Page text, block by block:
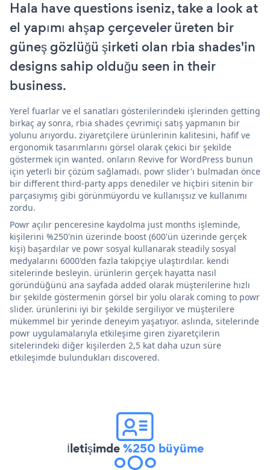
Hala have questions iseniz, take a look at
el yapımı ahşap çerçeveler üreten bir
güneş gözlüğü şirketi olan rbia shades'in
designs sahip olduğu seen in their
business.
Yerel fuarlar ve el sanatları gösterilerindeki işlerinden getting
birkaç ay sonra, rbia shades çevrimiçi satış yapmanın bir
yolunu arıyordu. ziyaretçilere ürünlerinin kalitesini, hafif ve
ergonomik tasarımlarını görsel olarak çekici bir şekilde
göstermek için wanted. onların Revive for WordPress bunun
için yeterli bir çözüm sağlamadı. powr slider'ı bulmadan önce
bir different third-party apps denediler ve hiçbiri sitenin bir
parçasıymış gibi görünmüyordu ve kullanışsız ve kullanımı
zordu.
Powr açılır penceresine kaydolma just months işleminde,
kişilerini %250'nin üzerinde boost (600'ün üzerinde gerçek
kişi) başardılar ve powr sosyal kullanarak steadily sosyal
medyalarını 6000'den fazla takipçiye ulaştırdılar. kendi
sitelerinde besleyin. ürünlerin gerçek hayatta nasıl
göründüğünü ana sayfada added olarak müşterilerine hızlı
bir şekilde göstermenin görsel bir yolu olarak coming to powr
slider. ürünlerini iyi bir şekilde sergiliyor ve müşterilere
mükemmel bir yerinde deneyim yaşatıyor. aslında, sitelerinde
powr uygulamalarıyla etkileşime giren ziyaretçilerin
sitelerindeki diğer kişilerden 2,5 kat daha uzun süre
etkileşimde bulundukları discovered.
İletişimde%250 büyüme